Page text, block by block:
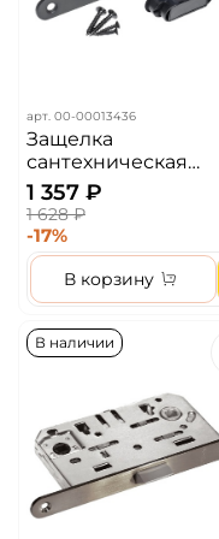
арт. 00-00013436
Защелка
сантехническая
магнитная MORELLI
M1895 BL Цвет -
Черный матовый
1 357 ₽
1 628 ₽
-17%
В корзину
В наличии